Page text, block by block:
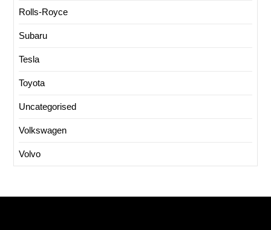
Rolls-Royce
Subaru
Tesla
Toyota
Uncategorised
Volkswagen
Volvo